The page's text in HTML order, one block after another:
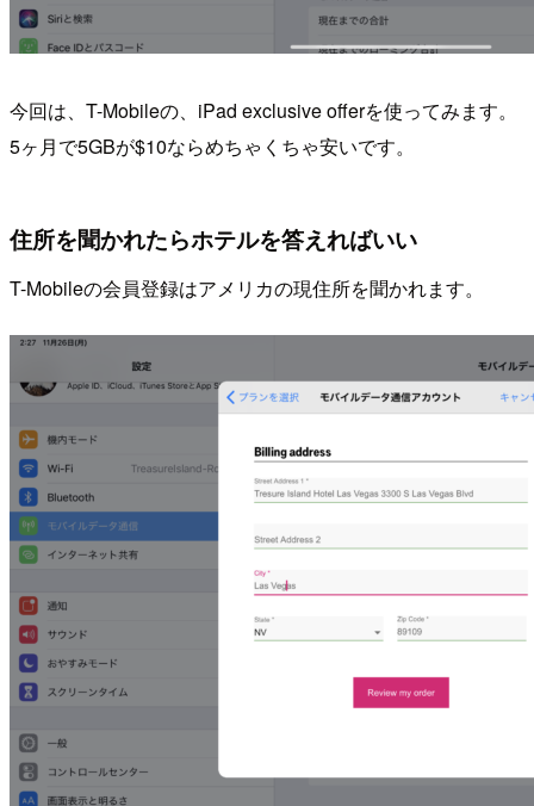
今回は、T-Mobileの、iPad exclusive offerを使ってみます。
5ヶ月で5GBが$10ならめちゃくちゃ安いです。
住所を聞かれたらホテルを答えればいい
T-Mobileの会員登録はアメリカの現住所を聞かれます。